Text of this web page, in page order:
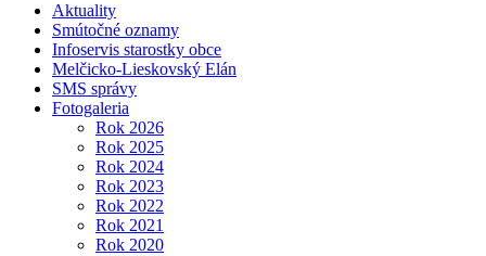
Aktuality
Smútočné oznamy
Infoservis starostky obce
Melčicko-Lieskovský Elán
SMS správy
Fotogaleria
Rok 2026
Rok 2025
Rok 2024
Rok 2023
Rok 2022
Rok 2021
Rok 2020